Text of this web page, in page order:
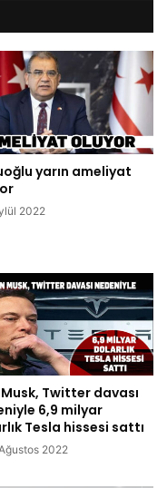
yarın ameliyat
2022
Musk, Twitter davası
6,9 milyar
Tesla hissesi sattı
2022